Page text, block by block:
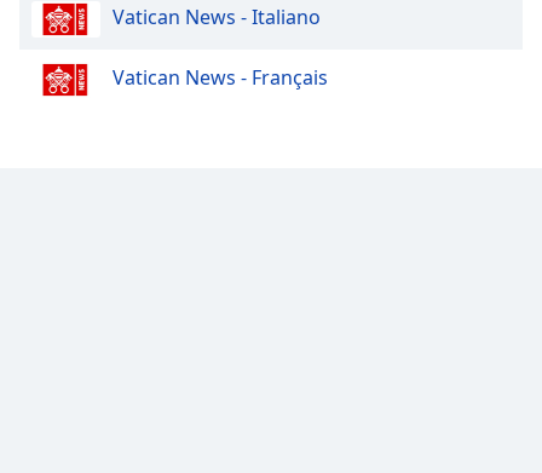
Vatican News - Italiano
Vatican News - Français